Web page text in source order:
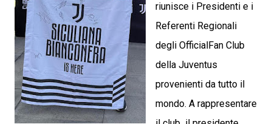
riunisce i Presidenti e i
Referenti Regionali
degli OfficialFan Club
della Juventus
provenienti da tutto il
mondo. A rappresentare